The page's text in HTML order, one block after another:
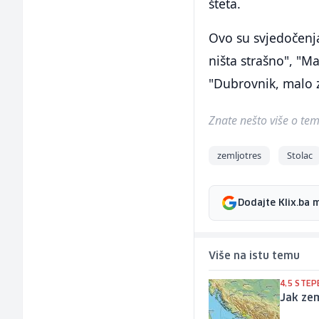
šteta.
Ovo su
ništa strašno",
"Dubrovnik, malo
Znate nešto više o
zemljotres Stolac
Dodajte Klix.ba
Više na istu temu
4,5
Jak